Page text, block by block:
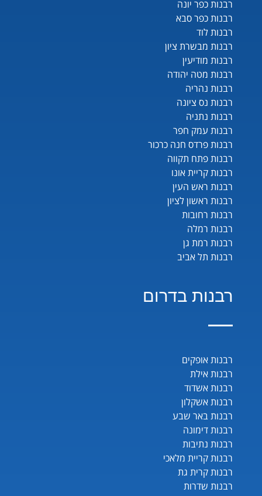
רבנות כפר יונה
רבנות כפר סבא
רבנות לוד
רבנות מבשרת ציון
רבנות מודיעין
רבנות מטה יהודה
רבנות נהריה
רבנות נס ציונה
רבנות נתניה
רבנות עמק חפר
רבנות פרדס חנה כרכור
רבנות פתח תקווה
רבנות קריית אונו
רבנות ראש העין
רבנות ראשון לציון
רבנות רחובות
רבנות רמלה
רבנות רמת גן
רבנות תל אביב
רבנות בדרום
רבנות אופקים
רבנות אילת
רבנות אשדוד
רבנות אשקלון
רבנות באר שבע
רבנות דימונה
רבנות נתיבות
רבנות קריית מלאכי
רבנות קרית גת
רבנות שדרות